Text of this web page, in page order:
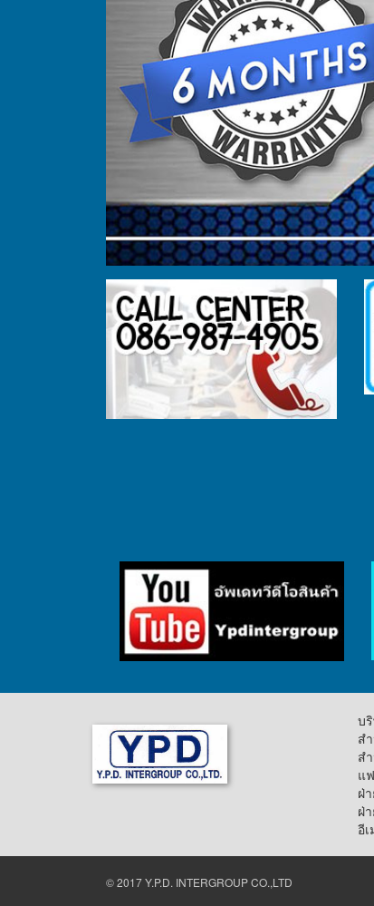
บ
ส
ส
แ
ฝ่
ฝ่
อี
© 2017 Y.P.D. INTERGROUP CO.,LTD